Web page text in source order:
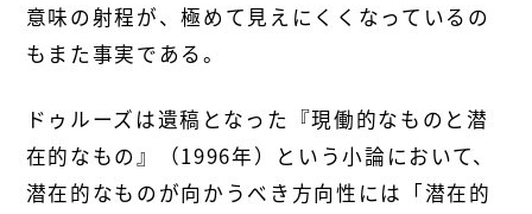
意味の射程が、極めて見えにくくなっているの
もまた事実である。
ドゥルーズは遺稿となった『現働的なものと潜
在的なもの』（1996年）という小論において、
潜在的なものが向かうべき方向性には「潜在的